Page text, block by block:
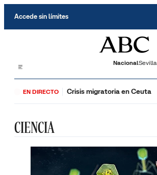
Accede sin límites
NacionalSevilla
EN DIRECTO Crisis migratoria en Ceuta
CIENCIA